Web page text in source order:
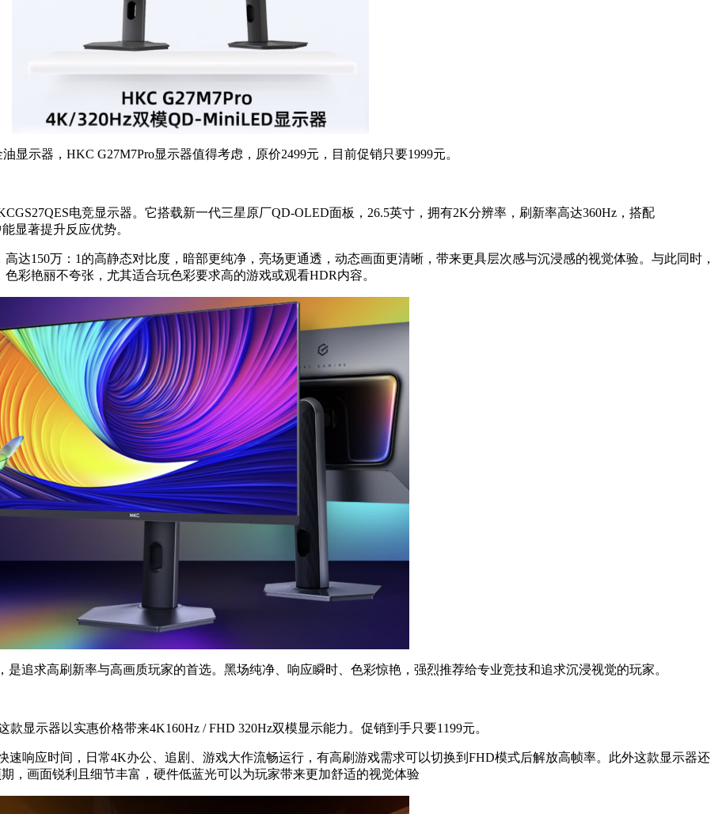
示器，HKC G27M7Pro显示器值得考虑，原价2499元，目前促销只要1999元。
电竞显示器。它搭载新一代三星原厂QD-OLED面板，26.5英寸，拥有2K分辨率，刷新率高达360Hz，搭配
显著提升反应优势。
高达150万：1的高静态对比度，暗部更纯净，亮场更通透，动态画面更清晰，带来更具层次感与沉浸感的视觉体验。与此同时，
彩艳丽不夸张，尤其适合玩色彩要求高的游戏或观看HDR内容。
是追求高刷新率与高画质玩家的首选。黑场纯净、响应瞬时、色彩惊艳，强烈推荐给专业竞技和追求沉浸视觉的玩家。
显示器以实惠价格带来4K160Hz / FHD 320Hz双模显示能力。促销到手只要1199元。
速响应时间，日常4K办公、追剧、游戏大作流畅运行，有高刷游戏需求可以切换到FHD模式后解放高帧率。此外这款显示器还
，画面锐利且细节丰富，硬件低蓝光可以为玩家带来更加舒适的视觉体验